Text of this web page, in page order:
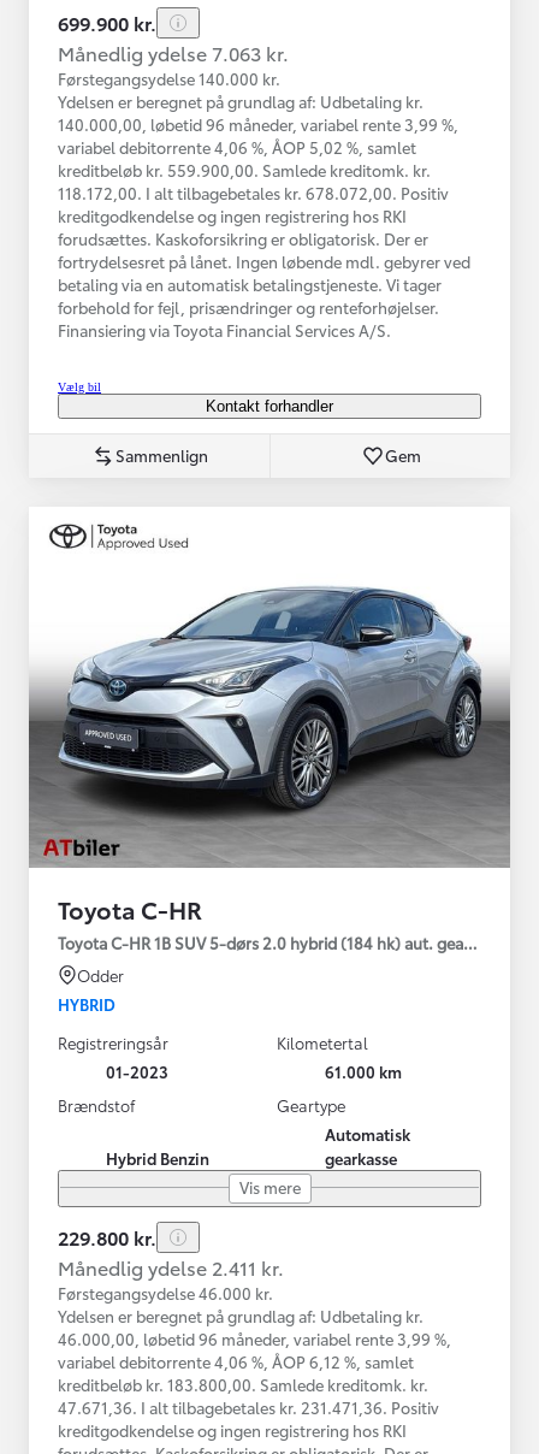
699.900 kr.
Månedlig ydelse 7.063 kr.
Førstegangsydelse 140.000 kr.
Ydelsen er beregnet på grundlag af: Udbetaling kr.
140.000,00, løbetid 96 måneder, variabel rente 3,99 %,
variabel debitorrente 4,06 %, ÅOP 5,02 %, samlet
kreditbeløb kr. 559.900,00. Samlede kreditomk. kr.
118.172,00. I alt tilbagebetales kr. 678.072,00. Positiv
kreditgodkendelse og ingen registrering hos RKI
forudsættes. Kaskoforsikring er obligatorisk. Der er
fortrydelsesret på lånet. Ingen løbende mdl. gebyrer ved
betaling via en automatisk betalingstjeneste. Vi tager
forbehold for fejl, prisændringer og renteforhøjelser.
Finansiering via Toyota Financial Services A/S.
Vælg bil
Kontakt forhandler
Sammenlign Gem
Toyota C-HR
Toyota C-HR 1B SUV 5-dørs 2.0 hybrid (184 hk) aut. gear C-HIC
Odder
HYBRID
Registreringsår
01-2023
Kilometertal
61.000 km
Brændstof
Hybrid Benzin
Geartype
Automatisk
gearkasse
Vis mere
229.800 kr.
Månedlig ydelse 2.411 kr.
Førstegangsydelse 46.000 kr.
Ydelsen er beregnet på grundlag af: Udbetaling kr.
46.000,00, løbetid 96 måneder, variabel rente 3,99 %,
variabel debitorrente 4,06 %, ÅOP 6,12 %, samlet
kreditbeløb kr. 183.800,00. Samlede kreditomk. kr.
47.671,36. I alt tilbagebetales kr. 231.471,36. Positiv
kreditgodkendelse og ingen registrering hos RKI